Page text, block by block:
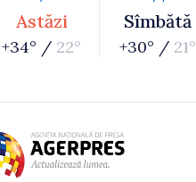
Astăzi
+34° / 22°
Sîmbătă
+30° / 21°